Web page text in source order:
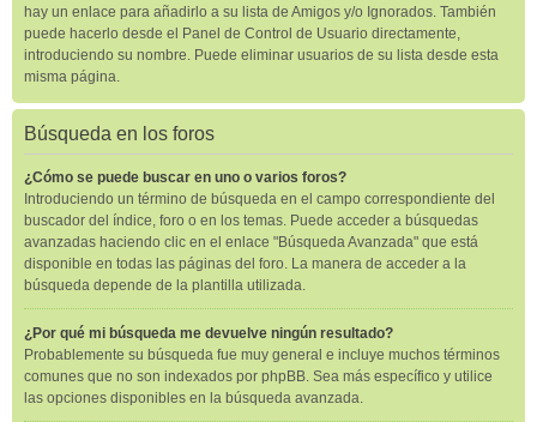
hay un enlace para añadirlo a su lista de Amigos y/o Ignorados. También
puede hacerlo desde el Panel de Control de Usuario directamente,
introduciendo su nombre. Puede eliminar usuarios de su lista desde esta
misma página.
Búsqueda en los foros
¿Cómo se puede buscar en uno o varios foros?
Introduciendo un término de búsqueda en el campo correspondiente del
buscador del índice, foro o en los temas. Puede acceder a búsquedas
avanzadas haciendo clic en el enlace "Búsqueda Avanzada" que está
disponible en todas las páginas del foro. La manera de acceder a la
búsqueda depende de la plantilla utilizada.
¿Por qué mi búsqueda me devuelve ningún resultado?
Probablemente su búsqueda fue muy general e incluye muchos términos
comunes que no son indexados por phpBB. Sea más específico y utilice
las opciones disponibles en la búsqueda avanzada.